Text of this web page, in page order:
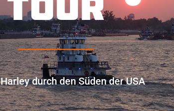
_________________
durch den Süden der USA